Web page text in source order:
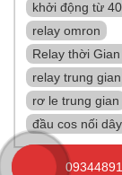
khởi động từ
relay omron
Relay thời
relay trung gian
rơ le trung gian
đầu cos nối dây